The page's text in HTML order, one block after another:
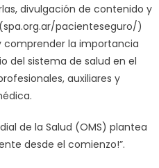
divulgación de contenido y
pacienteseguro/)
la importancia
del sistema de salud en el
auxiliares y
de la Salud (OMS) plantea
desde el comienzo!”.